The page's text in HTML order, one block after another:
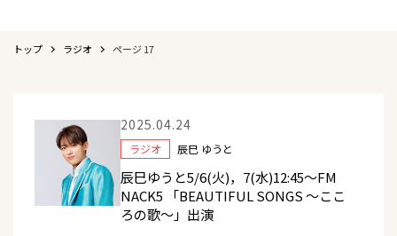
トップ ラジオ ページ 17
2025.04.24
ラジオ 辰巳 ゆうと
辰巳ゆうと5/6(火)，7(水)12:45～FM
NACK5 「BEAUTIFUL SONGS ～ここ
ろの歌～」出演